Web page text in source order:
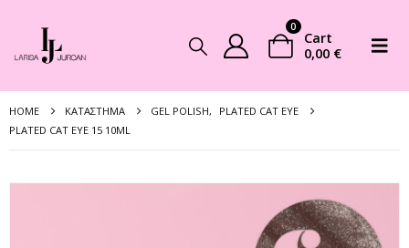
0
Cart
0,00 €
HOME ΚΑΤΆΣΤΗΜΑ GEL POLISH,
PLATED CAT EYE
PLATED CAT EYE 15 10ML